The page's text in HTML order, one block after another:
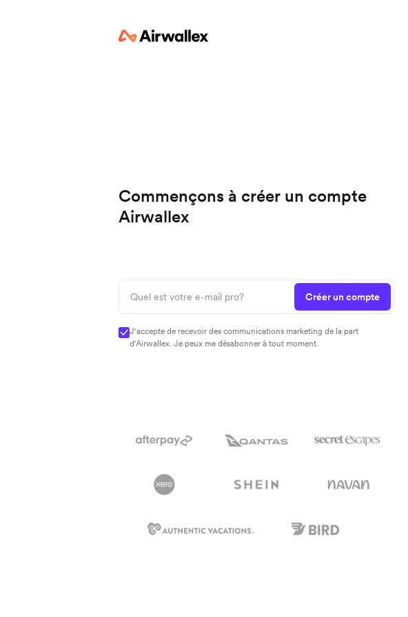
Commençons à créer un compte
Airwallex
Créer un compte
J'accepte de recevoir des communications marketing de la part
d'Airwallex. Je peux me désabonner à tout moment.